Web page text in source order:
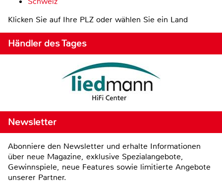
Klicken Sie auf Ihre PLZ oder wählen Sie ein Land
Händler des Tages
Newsletter
Abonniere den Newsletter und erhalte Informationen
über neue Magazine, exklusive Spezialangebote,
Gewinnspiele, neue Features sowie limitierte Angebote
unserer Partner.